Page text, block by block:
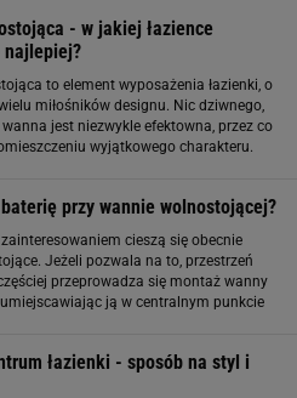
- w jakiej łazience
najlepiej?
to element wyposażenia łazienki, o
miłośników designu. Nic dziwnego,
jest niezwykle efektowna, przez co
wyjątkowego charakteru.
przy wannie wolnostojącej?
zainteresowaniem cieszą się obecnie
Jeżeli pozwala na to, przestrzeń
przeprowadza się montaż wanny
ją w centralnym punkcie
łazienki - sposób na styl i